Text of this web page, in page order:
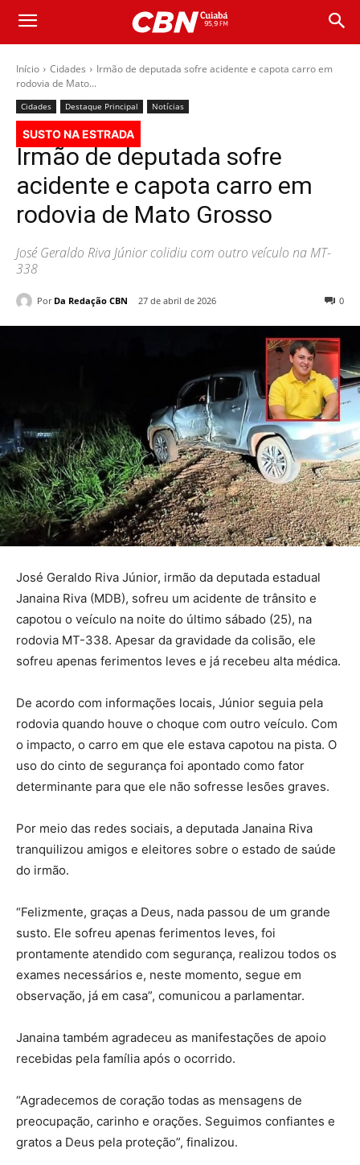
Início Cidades
Irmão de deputada sofre acidente e capota carro em
rodovia de Mato...
Cidades Destaque Principal Notícias
SUSTO NA ESTRADA
Irmão de deputada sofre
acidente e capota carro em
rodovia de Mato Grosso
José Geraldo Riva Júnior colidiu com outro veículo na MT-
338
Por Da Redação CBN 27 de abril de 2026 0
José Geraldo Riva Júnior, irmão da deputada estadual
Janaina Riva (MDB), sofreu um acidente de trânsito e
capotou o veículo na noite do último sábado (25), na
rodovia MT-338. Apesar da gravidade da colisão, ele
sofreu apenas ferimentos leves e já recebeu alta médica.
De acordo com informações locais, Júnior seguia pela
rodovia quando houve o choque com outro veículo. Com
o impacto, o carro em que ele estava capotou na pista. O
uso do cinto de segurança foi apontado como fator
determinante para que ele não sofresse lesões graves.
Por meio das redes sociais, a deputada Janaina Riva
tranquilizou amigos e eleitores sobre o estado de saúde
do irmão.
“Felizmente, graças a Deus, nada passou de um grande
susto. Ele sofreu apenas ferimentos leves, foi
prontamente atendido com segurança, realizou todos os
exames necessários e, neste momento, segue em
observação, já em casa”, comunicou a parlamentar.
Janaina também agradeceu as manifestações de apoio
recebidas pela família após o ocorrido.
“Agradecemos de coração todas as mensagens de
preocupação, carinho e orações. Seguimos confiantes e
gratos a Deus pela proteção”, finalizou.